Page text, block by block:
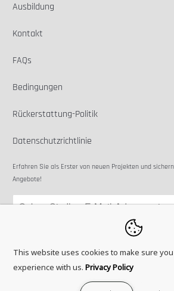
Ausbildung
Kontakt
FAQs
Bedingungen
Rückerstattung-Politik
Datenschutzrichtlinie
Erfahren Sie als Erster von neuen Projekten und
Angebote!
This website uses cookies to make sure
experience with us. Privacy Policy